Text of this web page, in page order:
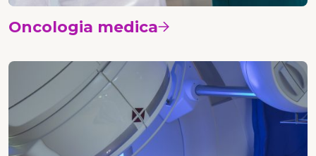
Oncologia medica Vedi i corsi
Radioterapia